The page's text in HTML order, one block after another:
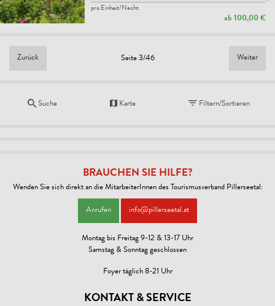
pro Einheit/Nacht
ab 100,00 €
Zurück Seite 3/46 Weiter
Suche Karte Filtern/Sortieren
BRAUCHEN SIE HILFE?
Wenden Sie sich direkt an die MitarbeiterInnen des Tourismusverband Pillerseetal:
Anrufen info@pillerseetal.at
Montag bis Freitag 9-12 & 13-17 Uhr
Samstag & Sonntag geschlossen
Foyer täglich 8-21 Uhr
KONTAKT & SERVICE